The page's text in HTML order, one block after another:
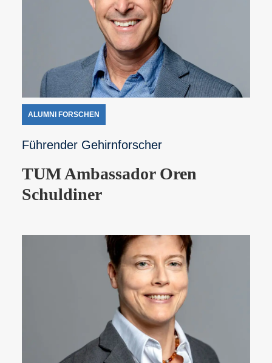
ALUMNI FORSCHEN
Führender Gehirnforscher
TUM Ambassador Oren
Schuldiner